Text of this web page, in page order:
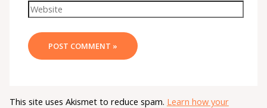
This site uses Akismet to reduce spam. Learn how your